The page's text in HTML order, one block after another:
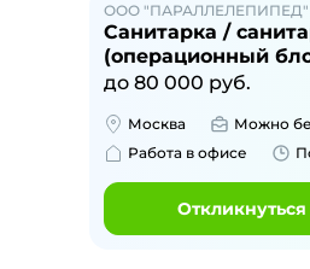
ООО "ПАРАЛЛЕЛЕПИПЕД"
Санитарка /
(операционный
до 80 000 руб.
Москва
Можно
Работа в офисе
Откликнуться